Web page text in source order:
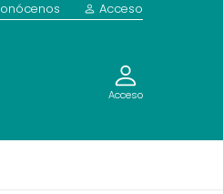
Acceso
Acceso